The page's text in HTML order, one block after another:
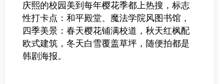
庆熙的校园美到每年樱花季都上热搜，标志
性打卡点：和平殿堂、魔法学院风图书馆，
四季美景：春天樱花铺满校道，秋天红枫配
欧式建筑，冬天白雪覆盖草坪，随便拍都是
韩剧海报。